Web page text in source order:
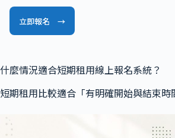
立即報名 →
什麼情況適合短期租用線上報名系統？
短期租用比較適合「有明確開始與結束時